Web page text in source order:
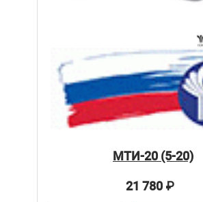
МТИ-20 (5-20)
21 780₽